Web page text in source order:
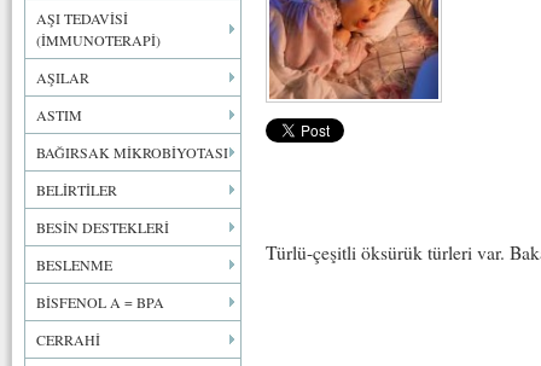
AŞI TEDAVİSİ
(İMMUNOTERAPİ)
AŞILAR
ASTIM
BAĞIRSAK MİKROBİYOTASI
BELİRTİLER
BESİN DESTEKLERİ
BESLENME
BİSFENOL A = BPA
CERRAHİ
Türlü-çeşitli öksürük türleri var.